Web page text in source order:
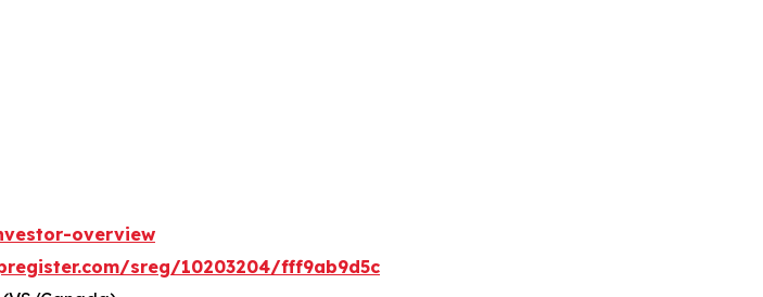
overview
sreg/10203204/fff9ab9d5c